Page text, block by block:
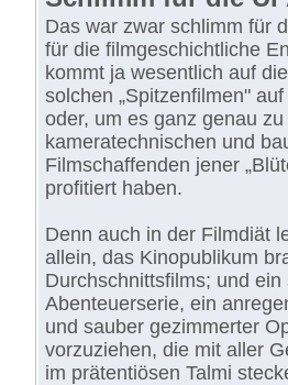
Das war zwar schlimm für
für die filmgeschichtliche
kommt ja wesentlich auf
solchen „Spitzenfilmen"
oder, um es ganz genau
kameratechnischen und
Filmschaffenden jener
profitiert haben.
Denn auch in der Filmdiät
allein, das Kinopublikum
Durchschnittsfilms; und
Abenteuerserie, ein
und sauber gezimmerter
vorzuziehen, die mit aller
im prätentiösen Talmi